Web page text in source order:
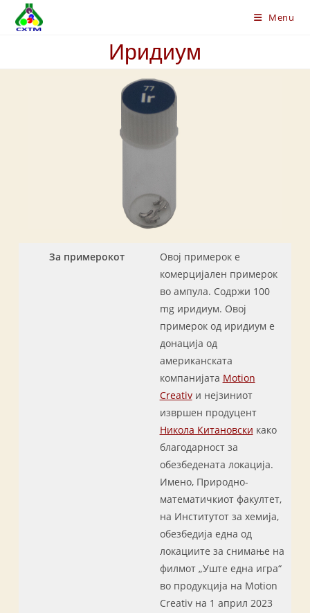
Menu
Иридиум
За примерокот
Овој примерок е
комерцијален примерок
во ампула. Содржи 100
mg иридиум. Овој
примерок од иридиум е
донација од
американската
компанијата Motion
Creativи нејзиниот
извршен продуцент
Никола Китановски како
благодарност за
обезбедената локација.
Имено, Природно-
математичкиот факултет,
на Институтот за хемија,
обезбедија една од
локациите за снимање на
филмот „Уште една игра“
во продукција на Motion
Creativ на 1 април 2023